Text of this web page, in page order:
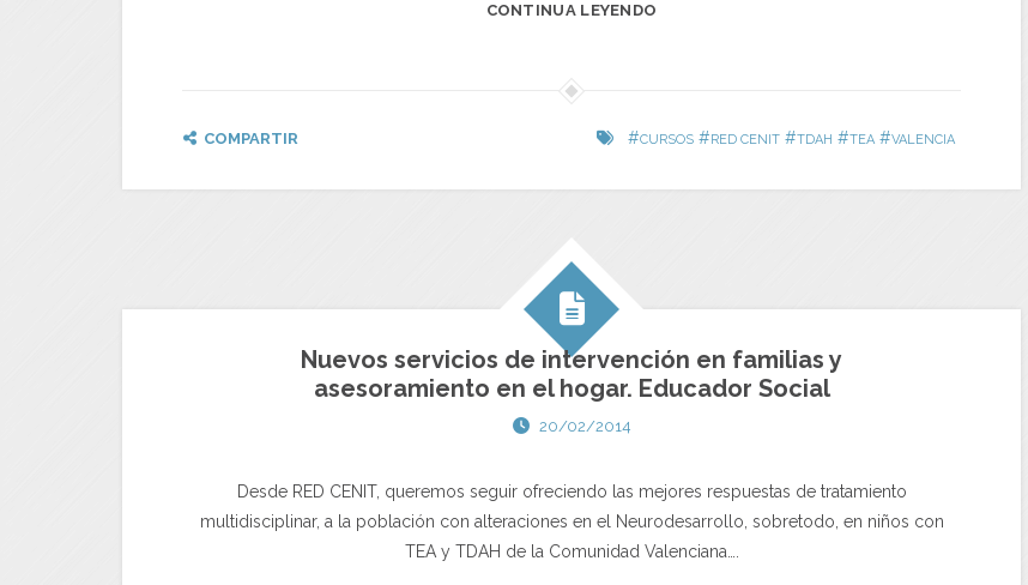
CONTINUA LEYENDO
#CURSOS #RED CENIT #TDAH #TEA #VALENCIA
COMPARTIR
Nuevos servicios de intervención en familias y
asesoramiento en el hogar. Educador Social
20/02/2014
Desde RED CENIT, queremos seguir ofreciendo las mejores respuestas de tratamiento
multidisciplinar, a la población con alteraciones en el Neurodesarrollo, sobretodo, en niños con
TEA y TDAH de la Comunidad Valenciana….